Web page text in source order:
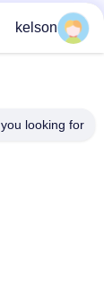
آدرس
kelson
looking for?